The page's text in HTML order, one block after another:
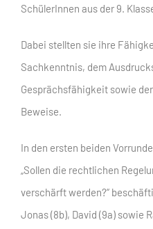
SchülerInnen aus der 9.
Dabei stellten sie ihre
Sachkenntnis, dem
Gesprächsfähigkeit sowie
Beweise.
In den ersten beiden
„Sollen die rechtlichen
verschärft werden?“
Jonas (8b), David (9a) sowie